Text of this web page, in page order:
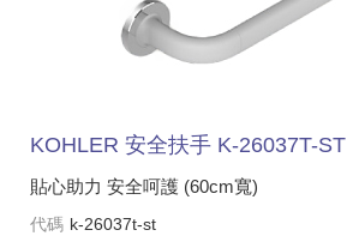
KOHLER 安全扶手 K-26037T-ST
貼心助力 安全呵護 (60cm寬)
代碼 k-26037t-st